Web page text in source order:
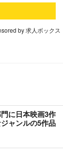
by 求人ボックス
に日本映画3作
ャンルの5作品